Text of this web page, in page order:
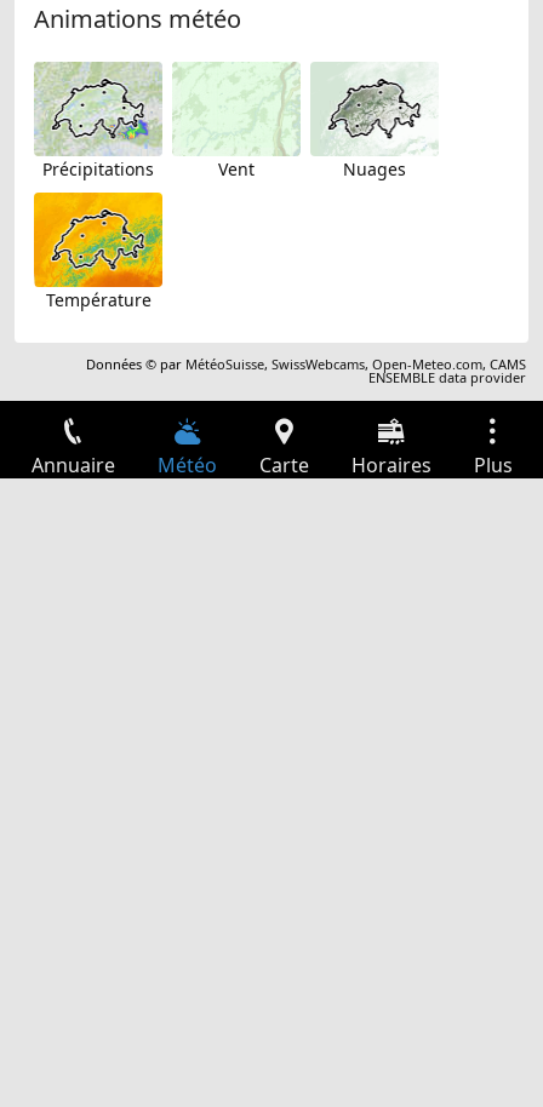
Animations météo
Précipitations Vent Nuages
Température
Données © par MétéoSuisse,SwissWebcams,Open-Meteo.com,CAMS
ENSEMBLE data provider
Annuaire Météo Carte Horaires Plus